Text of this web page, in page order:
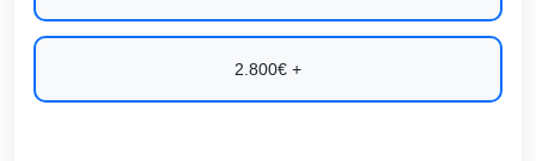
2.800€ +